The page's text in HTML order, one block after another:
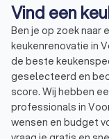
Vind een
Ben je op zoek naar
keukenrenovatie in
de beste
geselecteerd en
score. Wij hebben
professionals in
wensen en budget